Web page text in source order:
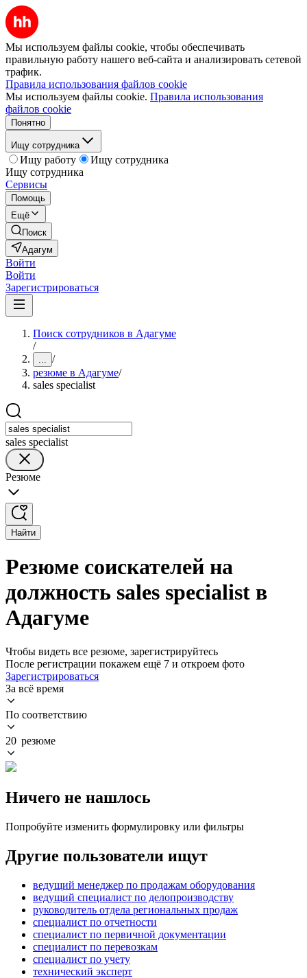
Мы используем файлы cookie, чтобы обеспечивать
правильную работу нашего веб-сайта и анализировать сетевой
трафик.
Правила использования файлов cookie
Мы используем файлы cookie. Правила использования
файлов cookie
Понятно
Ищу сотрудника
Ищу работу
Ищу сотрудника
Ищу сотрудника
Сервисы
Помощь
Ещё
Поиск
Адагум
Войти
Войти
Зарегистрироваться
Поиск сотрудников в Адагуме
/
... /
резюме в Адагуме/
sales specialist
sales specialist
Резюме
Найти
Резюме соискателей на
должность sales specialist в
Адагуме
Чтобы видеть все резюме, зарегистрируйтесь
После регистрации покажем ещё 7 и откроем фото
Зарегистрироваться
За всё время
По соответствию
20 резюме
Ничего не нашлось
Попробуйте изменить формулировку или фильтры
Другие пользователи ищут
ведущий менеджер по продажам оборудования
ведущий специалист по делопроизводству
руководитель отдела региональных продаж
специалист по отчетности
специалист по первичной документации
специалист по перевозкам
специалист по учету
технический эксперт